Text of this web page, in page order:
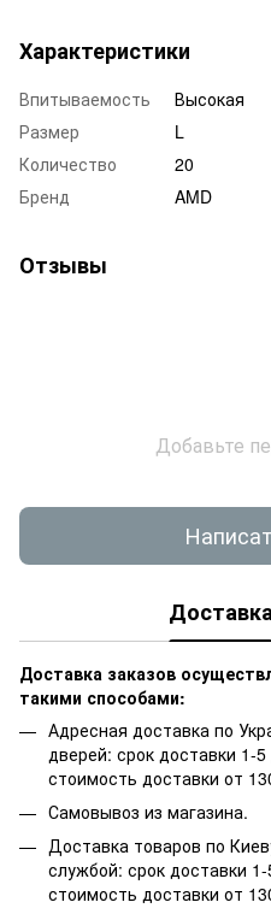
Характеристики
Впитываемость
Высокая
Размер
L
Количество
20
Бренд
AMD
Отзывы
Добавьте
Доставка заказов
такими способами:
Адресная доставка по
дверей: срок доставки 1-
стоимость доставки от
Самовывоз из магазина.
Доставка товаров по
службой: срок доставки
стоимость доставки от